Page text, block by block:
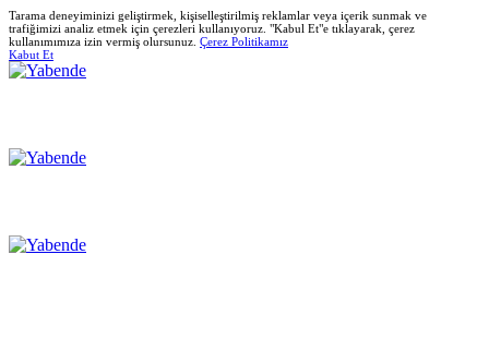
Tarama deneyiminizi geliştirmek, kişiselleştirilmiş reklamlar veya içerik sunmak ve
trafiğimizi analiz etmek için çerezleri kullanıyoruz. "Kabul Et"e tıklayarak, çerez
kullanımımıza izin vermiş olursunuz. Çerez Politikamız
Kabut Et